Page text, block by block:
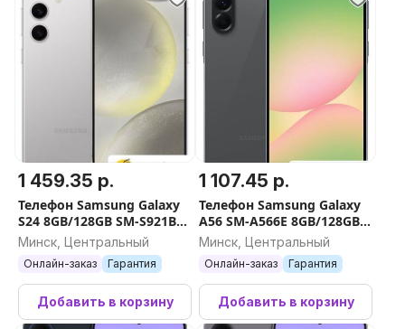
1 459.35 р.
Телефон Samsung Galaxy
S24 8GB/128GB SM-S921B
Exynos (серый)
Минск, Центральный
Онлайн-заказ Гарантия
Добавить в корзину
1 107.45 р.
Телефон Samsung Galaxy
A56 SM-A566E 8GB/128GB
(черный)
Минск, Центральный
Онлайн-заказ Гарантия
Добавить в корзину